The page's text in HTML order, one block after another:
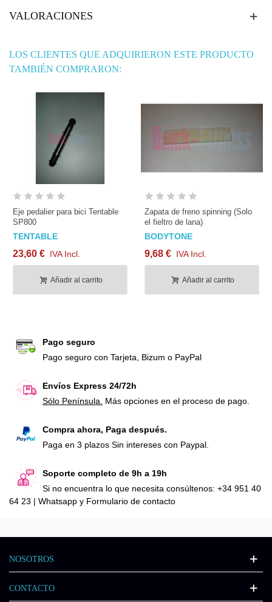
VALORACIONES
LOS CLIENTES QUE ADQUIRIERON ESTE PRODUCTO
TAMBIÉN COMPRARON:
Eje pedalier para bici Tentable
SP800
TENTABLE
23,60 € IVA Incl.
Añadir al carrito
Zapata de freno spinning (Solo
el fieltro de lana)
BODYTONE
9,68 € IVA Incl.
Añadir al carrito
Pago seguro
Pago seguro con Tarjeta, Bizum o PayPal
Envíos Express 24/72h
Sólo Península.
Más opciones en el proceso de pago.
Compra ahora, Paga después.
Paga en 3 plazos Sin intereses con Paypal.
Soporte completo de 9h a 19h
Si no encuentra lo que necesita consúltenos: +34 951 40
64 23 | Whatsapp y Formulario de contacto
NOSOTROS
CONTACTO